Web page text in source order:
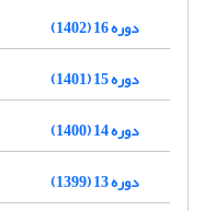
دوره 16 (1402)
دوره 15 (1401)
دوره 14 (1400)
دوره 13 (1399)